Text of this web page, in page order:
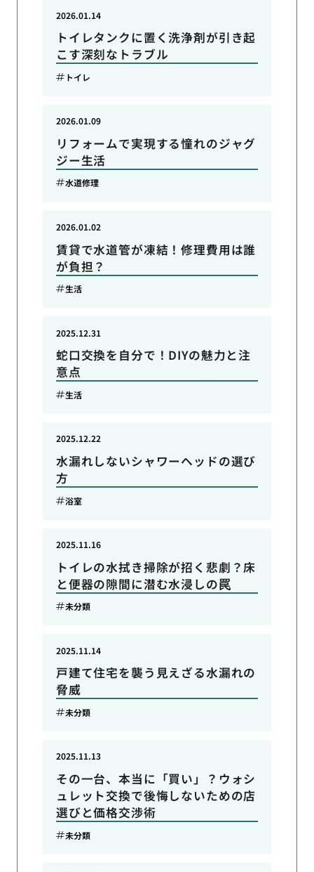
トイレタンクに置く洗浄剤が引き起
こす深刻なトラブル
2026.01.14
トイレ
リフォームで実現する憧れのジャグ
ジー生活
2026.01.09
水道修理
賃貸で水道管が凍結！修理費用は誰
が負担？
2026.01.02
生活
蛇口交換を自分で！DIYの魅力と注
意点
2025.12.31
生活
水漏れしないシャワーヘッドの選び
方
2025.12.22
浴室
トイレの水拭き掃除が招く悲劇？床
と便器の隙間に潜む水浸しの罠
2025.11.16
未分類
戸建て住宅を襲う見えざる水漏れの
脅威
2025.11.14
未分類
その一台、本当に「買い」？ウォシ
ュレット交換で後悔しないための店
選びと価格交渉術
2025.11.13
未分類